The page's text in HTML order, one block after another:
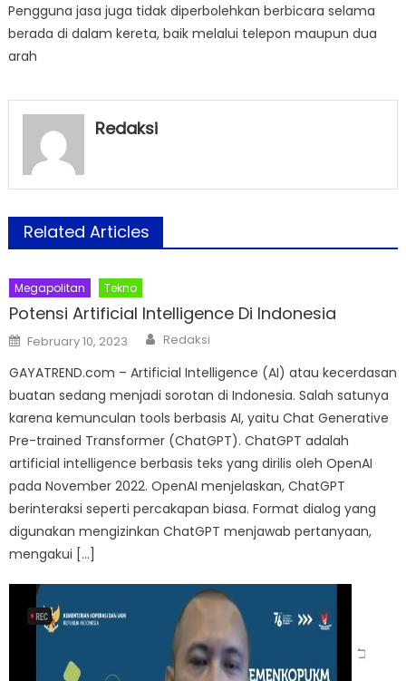
Pengguna jasa juga tidak diperbolehkan berbicara selama
berada di dalam kereta, baik melalui telepon maupun dua
arah
Redaksi
Related Articles
Megapolitan Tekno
Potensi Artificial Intelligence Di Indonesia
Posted
on
February 10, 2023 Author
Redaksi
GAYATREND.com – Artificial Intelligence (AI) atau kecerdasan
buatan sedang menjadi sorotan di Indonesia. Salah satunya
karena kemunculan tools berbasis AI, yaitu Chat Generative
Pre-trained Transformer (ChatGPT). ChatGPT adalah
artificial intelligence berbasis teks yang dirilis oleh OpenAI
pada November 2022. OpenAI menjelaskan, ChatGPT
berinteraksi seperti percakapan biasa. Format dialog yang
digunakan mengizinkan ChatGPT menjawab pertanyaan,
mengakui […]